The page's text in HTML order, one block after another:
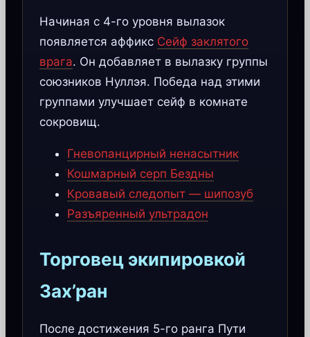
Начиная с 4-го уровня вылазок
появляется аффикс Сейф заклятого
врага. Он добавляет в вылазку группы
союзников Нуллэя. Победа над этими
группами улучшает сейф в комнате
сокровищ.
Гневопанцирный ненасытник
Кошмарный серп Бездны
Кровавый следопыт — шипозуб
Разъяренный ультрадон
Торговец экипировкой
Зах’ран
После достижения 5-го ранга Пути